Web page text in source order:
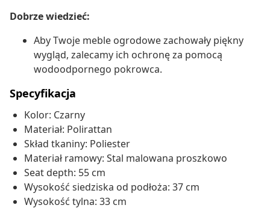
Dobrze wiedzieć:
Aby Twoje meble ogrodowe zachowały piękny
wygląd, zalecamy ich ochronę za pomocą
wodoodpornego pokrowca.
Specyfikacja
Kolor: Czarny
Materiał: Polirattan
Skład tkaniny: Poliester
Materiał ramowy: Stal malowana proszkowo
Seat depth: 55 cm
Wysokość siedziska od podłoża: 37 cm
Wysokość tylna: 33 cm